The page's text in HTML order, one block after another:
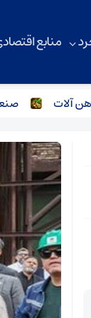
منابع
صنعت